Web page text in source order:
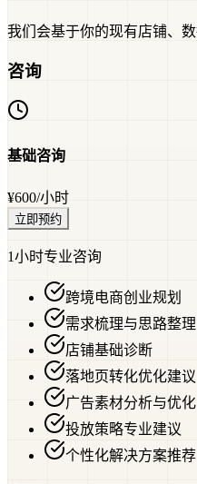
我们会基于你的现有店铺、
咨询
基础咨询
¥600/小时
立即预约
1小时专业咨询
跨境电商创业规划
需求梳理与思路整理
店铺基础诊断
落地页转化优化建议
广告素材分析与优化
投放策略专业建议
个性化解决方案推荐